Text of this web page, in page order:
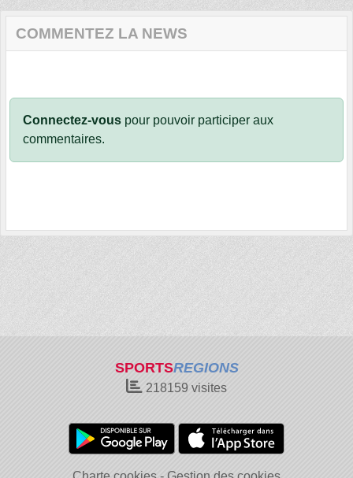
COMMENTEZ LA NEWS
Connectez-vous pour pouvoir participer aux
commentaires.
SPORTSREGIONS
218159 visites